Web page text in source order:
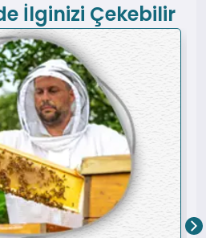
İlginizi Çekebilir